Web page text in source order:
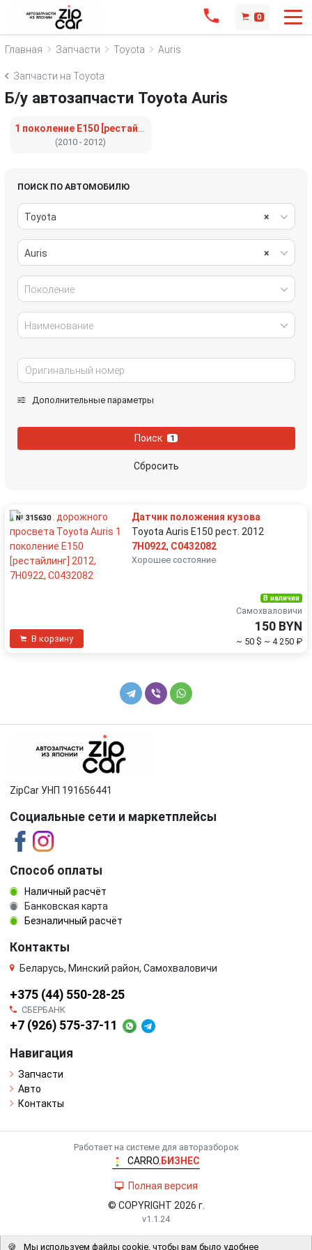
0
Главная Запчасти Toyota Auris
Запчасти на Toyota
Б/у автозапчасти Toyota Auris
(2010 - 2012)
ПОИСК ПО АВТОМОБИЛЮ
×
Toyota
×
Auris
Поколение
Наименование
Дополнительные параметры
Поиск 1
Сбросить
№ 315630
Датчик положения кузова
Toyota Auris E150 рест. 2012
7H0922, C0432082
Хорошее состояние
В корзину
В наличии
Самохваловичи
150 BYN
~ 50 $ ~ 4 250 ₽
ZipCar УНП 191656441
Социальные сети и маркетплейсы
Способ оплаты
Наличный расчёт
Банковская карта
Безналичный расчёт
Контакты
Беларусь, Минский район, Самохваловичи
+375 (44) 550-28-25
СБЕРБАНК
+7 (926) 575-37-11
Навигация
Запчасти
Авто
Контакты
Работает на системе для авторазборок
CARRO. БИЗНЕС
Полная версия
© COPYRIGHT 2026 г.
v1.1.24
🍪 Мы используем файлы cookie, чтобы вам было удобнее